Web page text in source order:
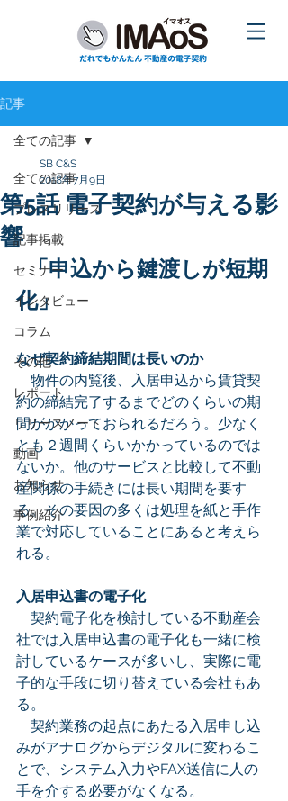
記事
全ての記事
プレスリリース
記事掲載
セミナー
インタビュー
コラム
その他
レポート
リリースノート
動画
お知らせ
事例紹介
全ての記事
第5話 電子契約が与える影
響
SB C&S
2018年7月9日
  「申込から鍵渡しが短期
化」
なぜ契約締結期間は長いのか
物件の内覧後、入居申込から賃貸契
約の締結完了するまでどのくらいの期
間がかかっておられるだろう。少なく
とも２週間くらいかかっているのでは
ないか。他のサービスと比較して不動
産関係の手続きには長い期間を要す
る。その要因の多くは処理を紙と手作
業で対応していることにあると考えら
れる。
入居申込書の電子化
契約電子化を検討している不動産会
社では入居申込書の電子化も一緒に検
討しているケースが多いし、実際に電
子的な手段に切り替えている会社もあ
る。
契約業務の起点にあたる入居申し込
みがアナログからデジタルに変わるこ
とで、システム入力やFAX送信に人の
手を介する必要がなくなる。